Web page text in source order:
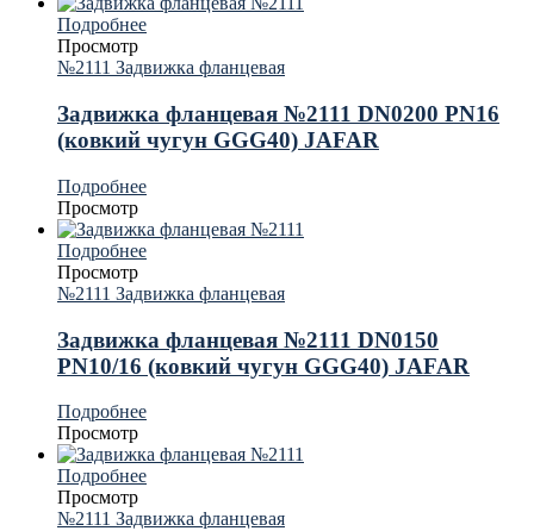
Подробнее
Просмотр
№2111 Задвижка фланцевая
Задвижка фланцевая №2111 DN0200 PN16
(ковкий чугун GGG40) JAFAR
Подробнее
Просмотр
Подробнее
Просмотр
№2111 Задвижка фланцевая
Задвижка фланцевая №2111 DN0150
PN10/16 (ковкий чугун GGG40) JAFAR
Подробнее
Просмотр
Подробнее
Просмотр
№2111 Задвижка фланцевая